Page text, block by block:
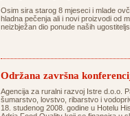
Osim sira starog 8 mjeseci i mlade
hladna pečenja ali i novi proizvodi od
neizbježan dio ponude naših
Održana završna
Agencija za ruralni razvoj Istre d.o.o.
šumarstvo, lovstvo, ribarstvo i
18. studenog 2008. godine u Hotelu